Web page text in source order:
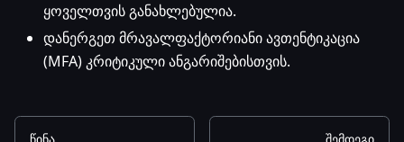
ყოველთვის განახლებულია.
დანერგეთ მრავალფაქტორიანი ავთენტიკაცია
(MFA) კრიტიკული ანგარიშებისთვის.